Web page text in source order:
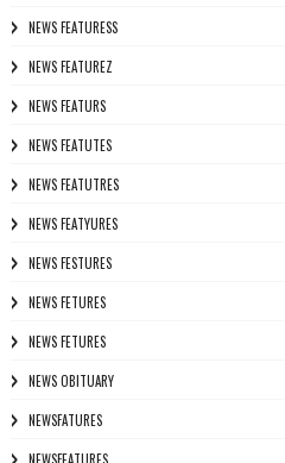
NEWS FEATURESS
NEWS FEATUREZ
NEWS FEATURS
NEWS FEATUTES
NEWS FEATUTRES
NEWS FEATYURES
NEWS FESTURES
NEWS FETURES
NEWS FETURES
NEWS OBITUARY
NEWSFATURES